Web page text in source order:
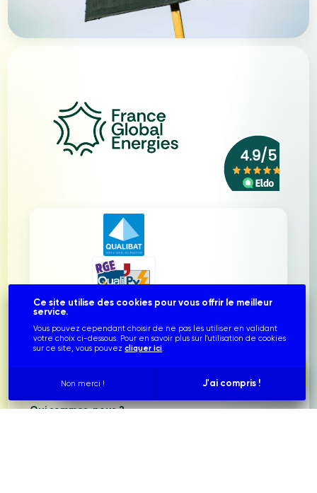
info@franceglobalenergies.fr
contact@franceglobalenergies.fr
service.technique@franceglobalenergies.fr
Qui sommes-nous ?
Ce site utilise des cookies pour vous offrir le meilleur
service.
Vous pouvez cependant choisir de ne pas les utiliser en validant
votre choix ci-dessous. Pour en savoir plus sur l'utilisation de cookies
sur ce site, vous pouvezcliquer ici
Non merci ! J'ai compris !